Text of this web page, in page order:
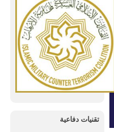
تقنيات دفاعية